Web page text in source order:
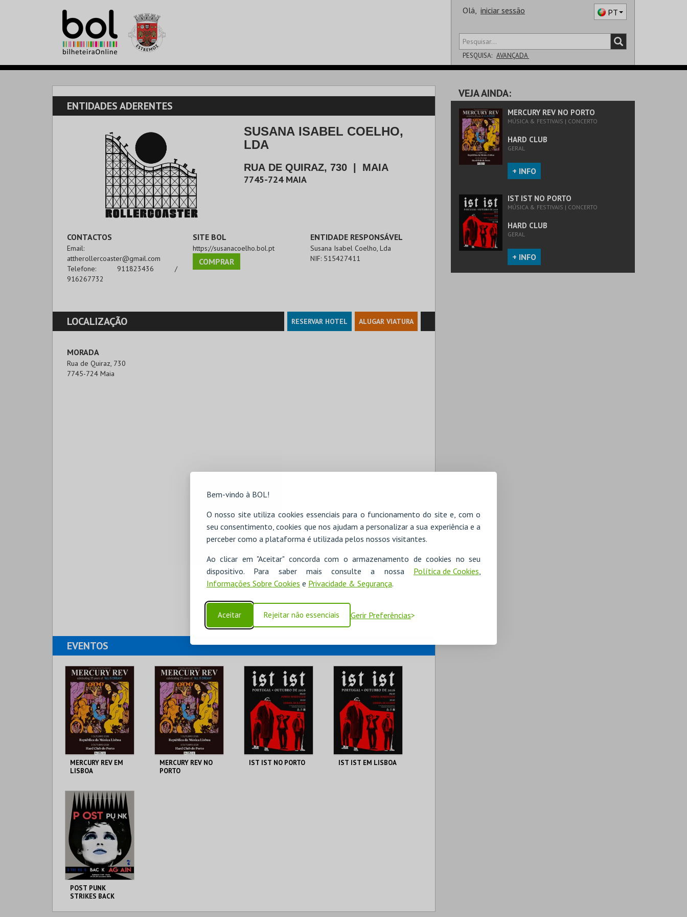
Bem-vindo à BOL!
O nosso site utiliza cookies essenciais para o funcionamento do site e, com o
seu consentimento, cookies que nos ajudam a personalizar a sua experiência e a
perceber como a plataforma é utilizada pelos nossos visitantes.
Ao clicar em "Aceitar" concorda com o armazenamento de cookies no seu
dispositivo. Para saber mais consulte a nossa Política de Cookies,
Informações Sobre Cookies e Privacidade & Segurança.
Aceitar Rejeitar não essenciais Gerir Preferências
Olá, iniciar sessão PT
PESQUISA: AVANÇADA
SALA
ENTIDADES ADERENTES
SUSANA ISABEL COELHO,
LDA
RUA DE QUIRAZ, 730 MAIA
7745-724 MAIA
CONTACTOS
Email:
attherollercoaster@gmail.com
Telefone: 911823436 /
916267732
SITE BOL
https://susanacoelho.bol.pt
COMPRAR
ENTIDADE RESPONSÁVEL
Susana Isabel Coelho, Lda
NIF: 515427411
LOCALIZAÇÃO RESERVAR HOTEL ALUGAR VIATURA
MORADA
Rua de Quiraz, 730
7745-724 Maia
EVENTOS
MERCURY REV EM
LISBOA
REPUBLICA DA
MÚSICA
MAIS INFO
COMPRAR
MERCURY REV NO
PORTO
IST IST NO PORTO IST IST EM LISBOA
POST PUNK
STRIKES BACK
GERAL 3 DIAS -
VEJA AINDA:
MERCURY REV NO PORTO
MÚSICA & FESTIVAIS | CONCERTO
HARD CLUB
GERAL
+ INFO
IST IST NO PORTO
MÚSICA & FESTIVAIS | CONCERTO
HARD CLUB
GERAL
+ INFO